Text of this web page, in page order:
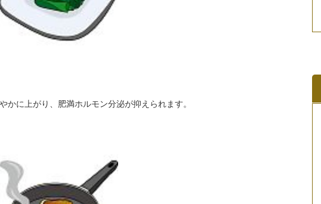
に上がり、肥満ホルモン分泌が抑えられます。